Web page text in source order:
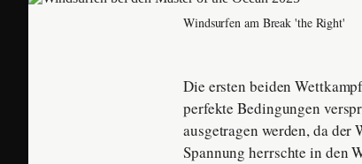
Windsurfen am Break 'the Right'
Die ersten beiden
perfekte Bedingungen
ausgetragen werden, da
Spannung herrschte in den